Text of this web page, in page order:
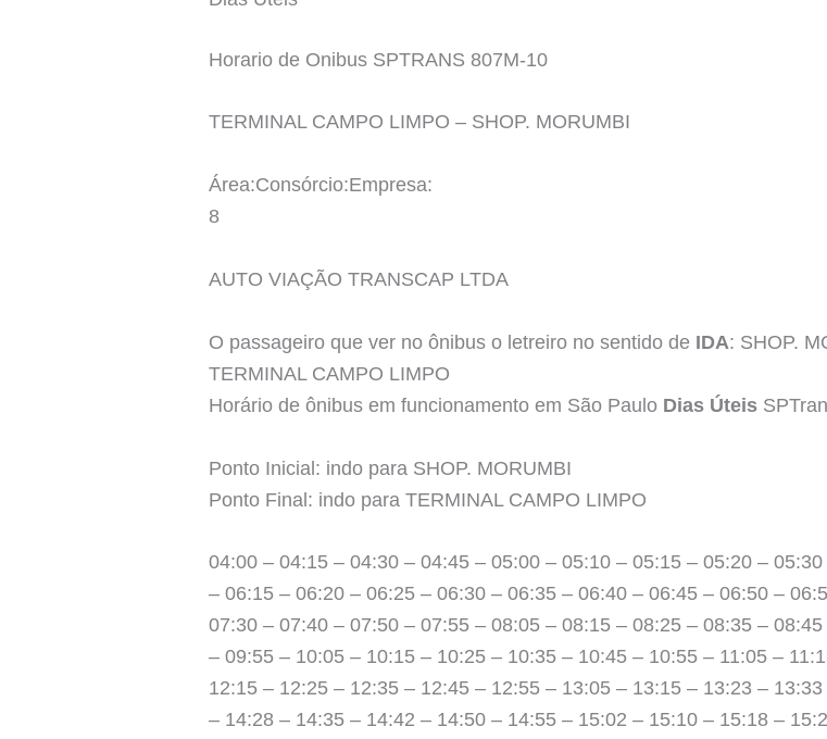
Horario de Onibus SPTRANS 807M-10
TERMINAL CAMPO LIMPO – SHOP. MORUMBI
Área:Consórcio:Empresa:
8
AUTO VIAÇÃO TRANSCAP LTDA
O passageiro que ver no ônibus o letreiro no sentido de IDA: SHOP.
TERMINAL CAMPO LIMPO
Horário de ônibus em funcionamento em São Paulo Dias Úteis
Ponto Inicial: indo para SHOP. MORUMBI
Ponto Final: indo para TERMINAL CAMPO LIMPO
04:00 – 04:15 – 04:30 – 04:45 – 05:00 – 05:10 – 05:15 – 05:20 –
– 06:15 – 06:20 – 06:25 – 06:30 – 06:35 – 06:40 – 06:45 – 06:50 –
07:30 – 07:40 – 07:50 – 07:55 – 08:05 – 08:15 – 08:25 – 08:35 –
– 09:55 – 10:05 – 10:15 – 10:25 – 10:35 – 10:45 – 10:55 – 11:05 –
12:15 – 12:25 – 12:35 – 12:45 – 12:55 – 13:05 – 13:15 – 13:23 –
– 14:28 – 14:35 – 14:42 – 14:50 – 14:55 – 15:02 – 15:10 – 15:18 –